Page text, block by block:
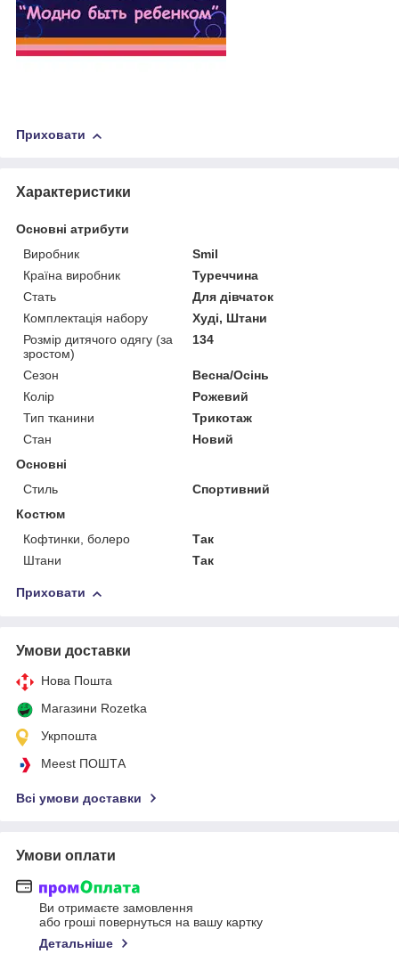
Приховати
Характеристики
Основні атрибути
Виробник
Smil
Країна виробник
Туреччина
Стать
Для дівчаток
Комплектація набору
Худі, Штани
Розмір дитячого одягу (за
зростом)
134
Сезон
Весна/Осінь
Колір
Рожевий
Тип тканини
Трикотаж
Стан
Новий
Основні
Стиль
Спортивний
Костюм
Кофтинки, болеро
Так
Штани
Так
Приховати
Умови доставки
Нова Пошта
Магазини Rozetka
Укрпошта
Meest ПОШТА
Всі умови доставки
Умови оплати
Ви отримаєте замовлення
або гроші повернуться на вашу картку
Детальніше